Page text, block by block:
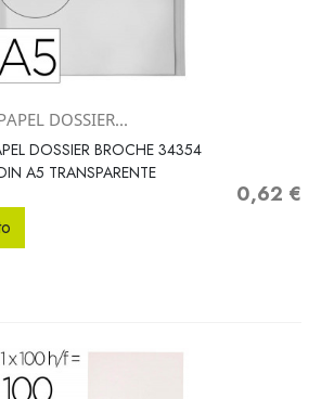
DOSSIER...
DOSSIER BROCHE 34354
A5 TRANSPARENTE
Precio
0,62 €